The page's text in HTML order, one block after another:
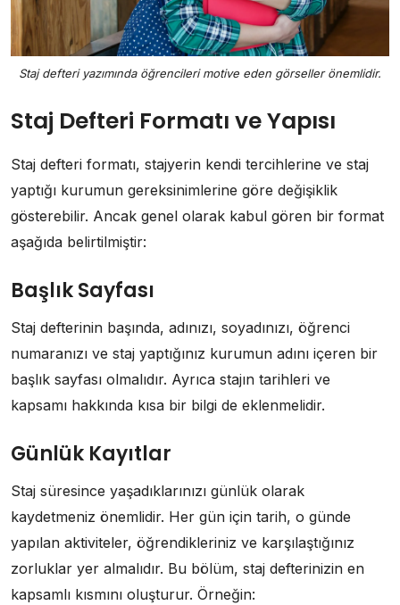
Staj defteri yazımında öğrencileri motive eden görseller önemlidir.
Staj Defteri Formatı ve Yapısı
Staj defteri formatı, stajyerin kendi tercihlerine ve staj
yaptığı kurumun gereksinimlerine göre değişiklik
gösterebilir. Ancak genel olarak kabul gören bir format
aşağıda belirtilmiştir:
Başlık Sayfası
Staj defterinin başında, adınızı, soyadınızı, öğrenci
numaranızı ve staj yaptığınız kurumun adını içeren bir
başlık sayfası olmalıdır. Ayrıca stajın tarihleri ve
kapsamı hakkında kısa bir bilgi de eklenmelidir.
Günlük Kayıtlar
Staj süresince yaşadıklarınızı günlük olarak
kaydetmeniz önemlidir. Her gün için tarih, o günde
yapılan aktiviteler, öğrendikleriniz ve karşılaştığınız
zorluklar yer almalıdır. Bu bölüm, staj defterinizin en
kapsamlı kısmını oluşturur. Örneğin: